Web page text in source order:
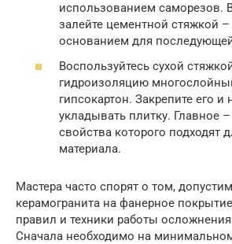
использованием саморезов.
залейте цементной стяжкой –
основанием для
Воспользуйтесь сухой
гидроизоляцию
гипсокартон. Закрепите его и
укладывать плитку. Главное
свойства которого подходят
материала.
Мастера часто спорят о том,
керамогранита на фанерное
правил и техники работы
Сначала необходимо на